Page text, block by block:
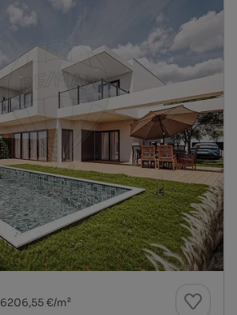
6206,55 €/m²